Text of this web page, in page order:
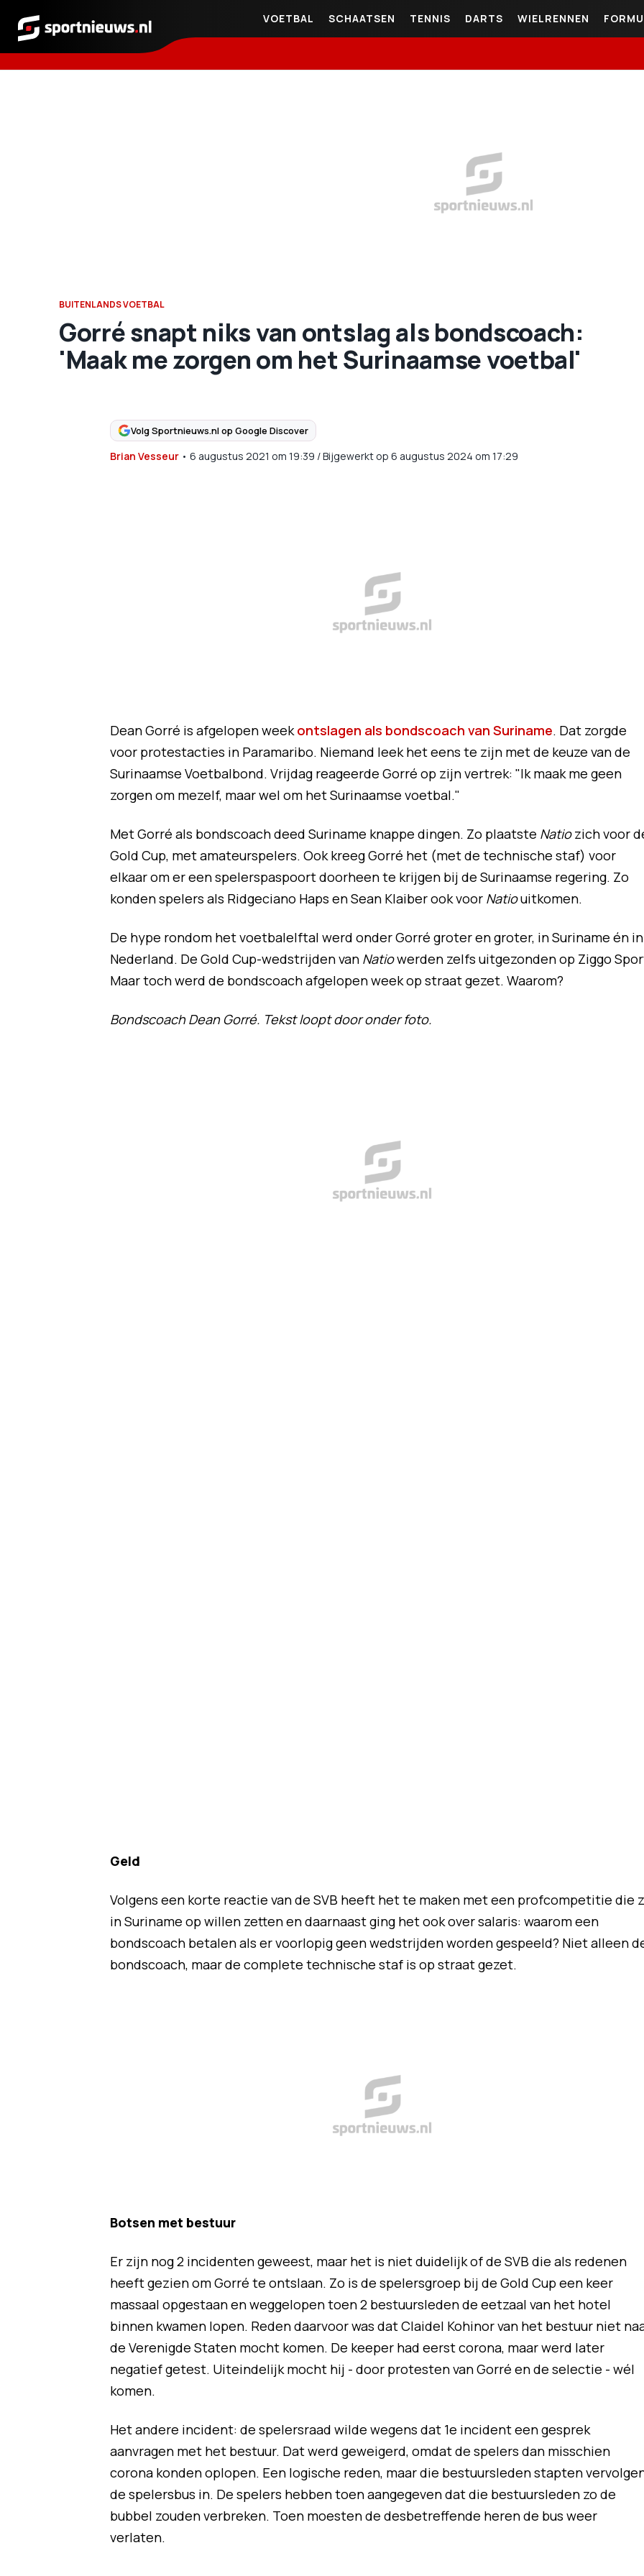
Sportnieuws.nl
VOETBAL SCHAATSEN TENNIS DARTS WIELRENNEN
BUITENLANDS VOETBAL
Gorré snapt niks van ontslag als bondscoach:
'Maak me zorgen om het Surinaamse voetbal'
Volg Sportnieuws.nl op Google Discover
Brian Vesseur• 6 augustus 2021 om 19:39 /Bijgewerkt op 6 augustus 2024 om 17:29
Dean Gorré is afgelopen weekontslagen als bondscoach van Suriname. Dat zorgde
voor protestacties in Paramaribo. Niemand leek het eens te zijn met de keuze van de
Surinaamse Voetbalbond. Vrijdag reageerde Gorré op zijn vertrek: "Ik maak me geen
zorgen om mezelf, maar wel om het Surinaamse voetbal."
Met Gorré als bondscoach deed Suriname knappe dingen. Zo plaatste Natiozich voor
Gold Cup, met amateurspelers. Ook kreeg Gorré het (met de technische staf) voor
elkaar om er een spelerspaspoort doorheen te krijgen bij de Surinaamse regering. Zo
konden spelers als Ridgeciano Haps en Sean Klaiber ook voor Natiouitkomen.
De hype rondom het voetbalelftal werd onder Gorré groter en groter, in Suriname én in
Nederland. De Gold Cup-wedstrijden van Natiowerden zelfs uitgezonden op Ziggo
Maar toch werd de bondscoach afgelopen week op straat gezet. Waarom?
Bondscoach Dean Gorré. Tekst loopt door onder foto.
Geld
Volgens een korte reactie van de SVB heeft het te maken met een profcompetitie die
in Suriname op willen zetten en daarnaast ging het ook over salaris: waarom een
bondscoach betalen als er voorlopig geen wedstrijden worden gespeeld? Niet alleen
bondscoach, maar de complete technische staf is op straat gezet.
Botsen met bestuur
Er zijn nog 2 incidenten geweest, maar het is niet duidelijk of de SVB die als redenen
heeft gezien om Gorré te ontslaan. Zo is de spelersgroep bij de Gold Cup een keer
massaal opgestaan en weggelopen toen 2 bestuursleden de eetzaal van het hotel
binnen kwamen lopen. Reden daarvoor was dat Claidel Kohinor van het bestuur niet
de Verenigde Staten mocht komen. De keeper had eerst corona, maar werd later
negatief getest. Uiteindelijk mocht hij - door protesten van Gorré en de selectie - wél
komen.
Het andere incident: de spelersraad wilde wegens dat 1e incident een gesprek
aanvragen met het bestuur. Dat werd geweigerd, omdat de spelers dan misschien
corona konden oplopen. Een logische reden, maar die bestuursleden stapten
de spelersbus in. De spelers hebben toen aangegeven dat die bestuursleden zo de
bubbel zouden verbreken. Toen moesten de desbetreffende heren de bus weer
verlaten.